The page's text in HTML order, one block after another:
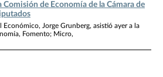
Comisión de Economía de la Cámara de
Económico, Jorge Grunberg, asistió ayer a la
Fomento; Micro,